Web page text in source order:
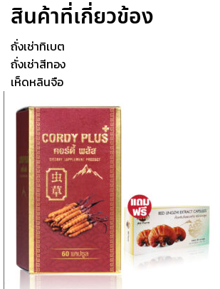
สินค้าที่เกี่ยวข้อง
ถั่งเช่าทิเบต
ถั่งเช่าสีทอง
เห็ดหลินจือ